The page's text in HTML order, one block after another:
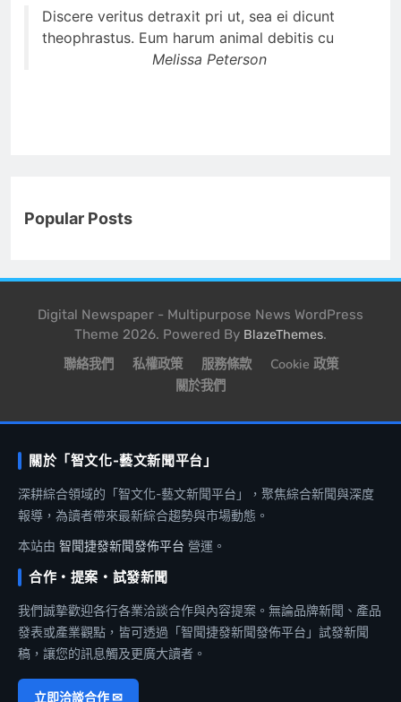
Discere veritus detraxit pri ut, sea ei dicunt
theophrastus. Eum harum animal debitis cu
Melissa Peterson
Popular Posts
Digital Newspaper - Multipurpose News WordPress
Theme 2026. Powered By BlazeThemes.
聯絡我們 私權政策 服務條款
Cookie 政策
關於我們
關於「智文化-藝文新聞平台」
深耕綜合領域的「智文化-藝文新聞平台」，聚焦綜合新聞與深度
報導，為讀者帶來最新綜合趨勢與市場動態。
本站由 智聞捷發新聞發佈平台 營運。
合作・提案・試發新聞
我們誠摯歡迎各行各業洽談合作與內容提案。無論品牌新聞、產品
發表或產業觀點，皆可透過「智聞捷發新聞發佈平台」試發新聞
稿，讓您的訊息觸及更廣大讀者。
立即洽談合作 ✉